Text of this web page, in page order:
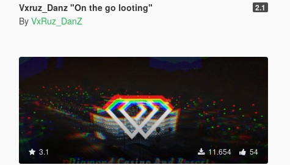
Vxruz_Danz "On the go looting" 2.1
By VxRuz_DanZ
3.1 11.654 54